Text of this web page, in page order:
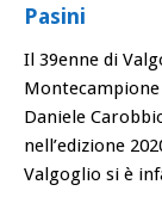
Pasini
Il 39enne di
Montecampione
Daniele
nell’edizione
Valgoglio si è